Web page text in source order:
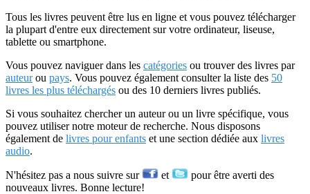
Tous les livres peuvent être lus en ligne et vous pouvez télécharger
la plupart d'entre eux directement sur votre ordinateur, liseuse,
tablette ou smartphone.
Vous pouvez naviguer dans les catégories ou trouver des livres par
auteurou pays. Vous pouvez également consulter la liste des 50
livres les plus téléchargés ou des 10 derniers livres publiés.
Si vous souhaitez chercher un auteur ou un livre spécifique, vous
pouvez utiliser notre moteur de recherche. Nous disposons
également de livres pour enfants et une section dédiée aux livres
audio.
N'hésitez pas a nous suivre sur et
pour être averti des
nouveaux livres. Bonne lecture!